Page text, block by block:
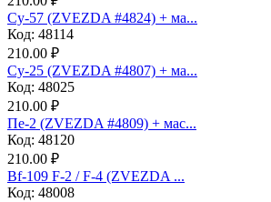
Су-57 (ZVEZDA #4824) + ма...
Код: 48114
210.00 ₽
Су-25 (ZVEZDA #4807) + ма...
Код: 48025
210.00 ₽
Пе-2 (ZVEZDA #4809) + мас...
Код: 48120
210.00 ₽
Bf-109 F-2 / F-4 (ZVEZDA ...
Код: 48008